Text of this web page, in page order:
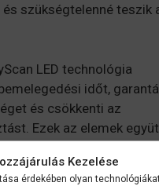
Kezelése
érdekében olyan
szükségtelenné teszik
LED technológia
időt,
és csökkenti az
Ezek az elemek